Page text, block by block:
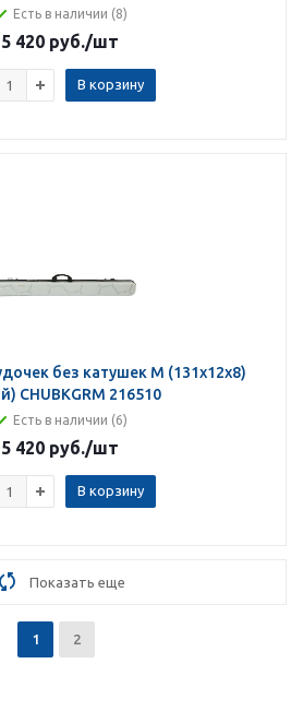
Есть в наличии (8)
5 420 руб./шт
В корзину
без катушек M (131х12х8)
CHUBKGRM 216510
Есть в наличии (6)
5 420 руб./шт
В корзину
Показать еще
1 2